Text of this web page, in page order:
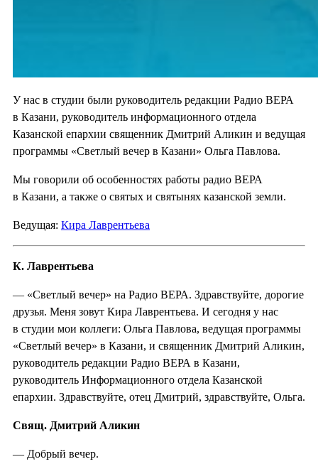
У нас в студии были руководитель редакции Радио ВЕРА
в Казани, руководитель информационного отдела
Казанской епархии священник Дмитрий Аликин и ведущая
программы «Светлый вечер в Казани» Ольга Павлова.
Мы говорили об особенностях работы радио ВЕРА
в Казани, а также о святых и святынях казанской земли.
Ведущая: Кира Лаврентьева
К. Лаврентьева
— «Светлый вечер» на Радио ВЕРА. Здравствуйте, дорогие
друзья. Меня зовут Кира Лаврентьева. И сегодня у нас
в студии мои коллеги: Ольга Павлова, ведущая программы
«Светлый вечер» в Казани, и священник Дмитрий Аликин,
руководитель редакции Радио ВЕРА в Казани,
руководитель Информационного отдела Казанской
епархии. Здравствуйте, отец Дмитрий, здравствуйте, Ольга.
Свящ. Дмитрий Аликин
— Добрый вечер.